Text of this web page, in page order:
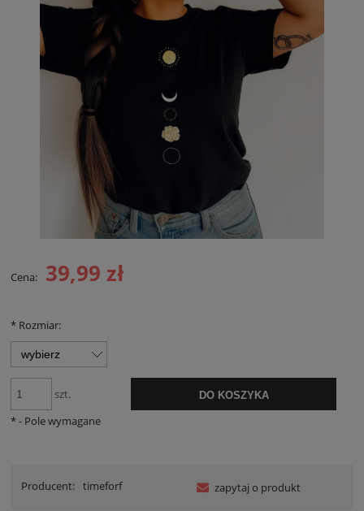
Cena: 39,99 zł
* Rozmiar:
szt. DO KOSZYKA
*- Pole wymagane
Producent: timeforf zapytaj o produkt